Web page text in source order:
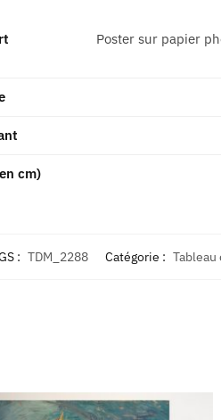
Poster sur papier
cm)
: TDM_2288 Catégorie : Tableau